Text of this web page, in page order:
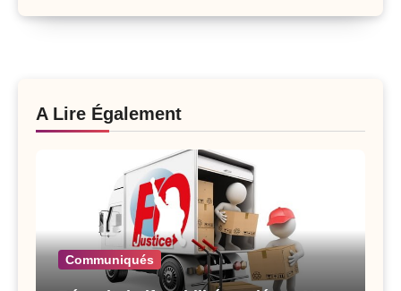
A Lire Également
Communiqués